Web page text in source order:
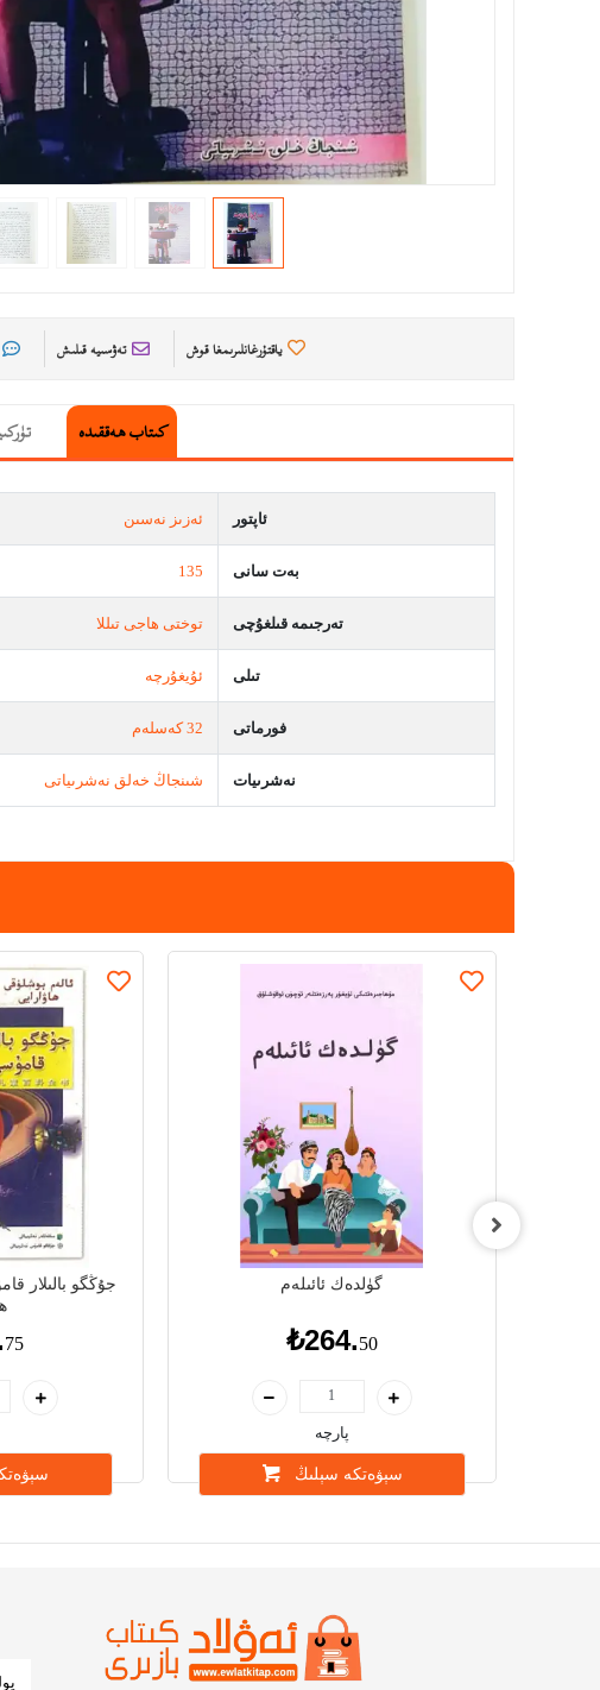
ياقتۇرغانلىرىمغا قوش تەۋسىيە قىلىش
كىتاب ھەققىدە
ئاپتور ئەزىز نەسىن
بەت سانى 135
تەرجىمە قىلغۇچى توختى ھاجى تىللا
تىلى ئۇيغۇرچە
فورماتى 32 كەسلەم
نەشرىيات شىنجاڭ خەلق نەشرىياتى
جۇڭگو بالىلار
75
گۈلدەك ئائىلەم
₺264.50
پارچە
سېۋەتكە سېلىڭ